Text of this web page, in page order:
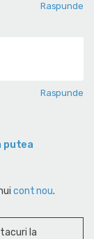
Raspunde
Raspunde
putea
cont nou.
la